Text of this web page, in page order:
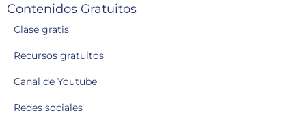
Contenidos Gratuitos
Clase gratis
Recursos gratuitos
Canal de Youtube
Redes sociales